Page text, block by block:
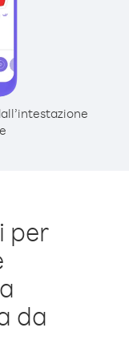
per
da